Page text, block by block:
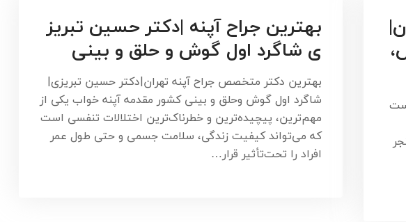
بهترین جراح آپنه |دکتر حسین تبریز
ی شاگرد اول گوش و حلق و بینی
بهترین دکتر متخصص جراح آپنه تهران|دکتر حسین تبریزی|
شاگرد اول گوش وحلق و بینی کشور مقدمه آپنه خواب یکی از
مهم‌ترین، پیچیده‌ترین و خطرناک‌ترین اختلالات تنفسی است
که می‌تواند کیفیت زندگی، سلامت جسمی و حتی طول عمر
افراد را تحت‌تأثیر قرار…